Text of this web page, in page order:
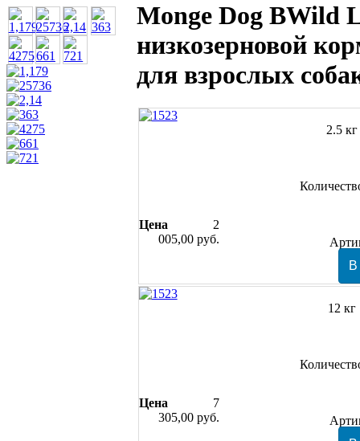
Monge Dog BWild
низкозерновой
для взрослых
2.5 кг
Цена
2
005,00 руб.
12 кг
Цена
7
305,00 руб.